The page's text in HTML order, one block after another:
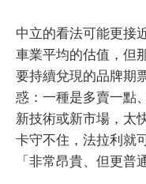
中立的看法可能更接
車業平均的估值，但
要持續兌現的品牌期
惑：一種是多賣一點
新技術或新市場，太
卡守不住，法拉利就
「非常昂貴、但更普